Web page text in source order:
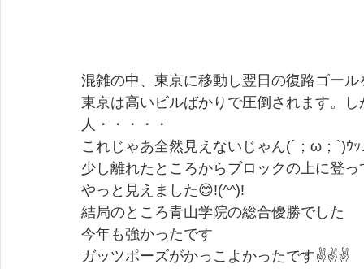
混雑の中、東京に移動し翌日の復路ゴー
東京は高いビルばかりで圧倒されます。
人・・・・・
これじゃあ全然見えないじゃん(´；ω；`)ｳ
少し離れたところからブロックの上に登
やっと見えました😊!(^^)!
結局のところ青山学院の総合優勝でした
今年も強かったです
ガッツポーズがかっこよかったです✌✌✌